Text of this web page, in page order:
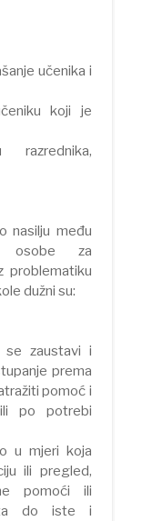
učenika i
koji je
nasilju među
osobe za
problematiku
dužni su:
se zaustavi i
prema
pomoć i
po potrebi
u mjeri koja
ili pregled,
pomoći ili
do iste i